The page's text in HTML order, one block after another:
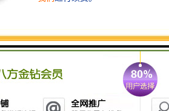
长达60000小时以上的超长使用寿命
和可靠性，可在恶劣的环境下7不间
日前，与航天科技广场的已经顺利落
的顺利运行给航天科技广场展示带